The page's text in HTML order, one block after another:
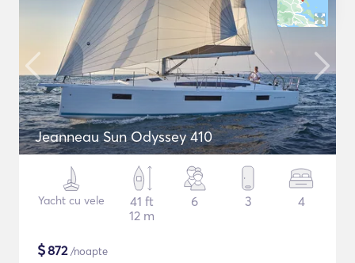
Jeanneau Sun Odyssey 410
Yacht cu vele
41 ft
12 m
6 3 4
$872/noapte